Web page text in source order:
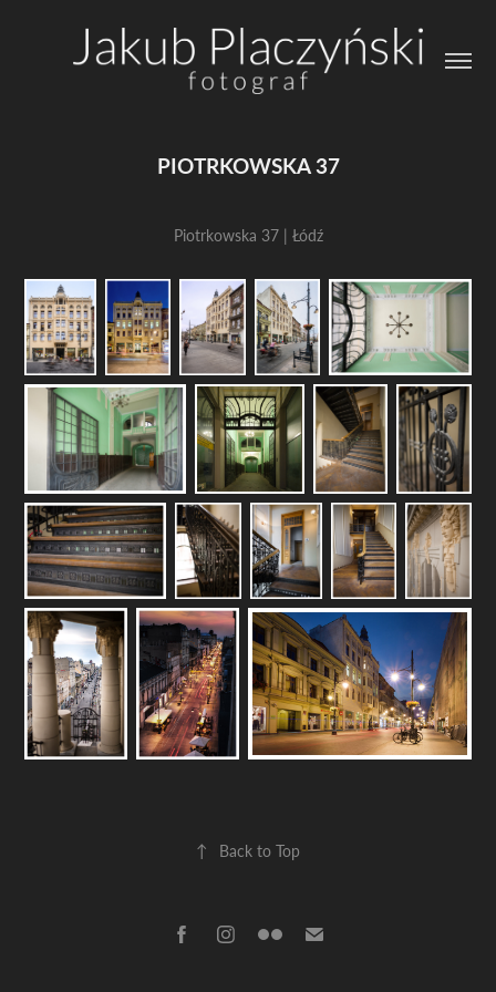
PIOTRKOWSKA 37
Piotrkowska 37 | Łódź
↑ Back to Top